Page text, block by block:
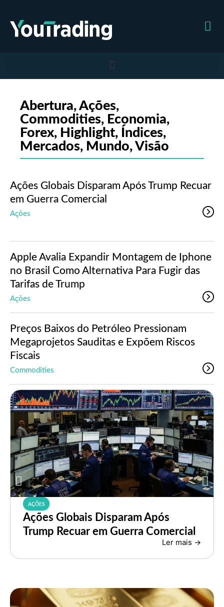
Abertura,Ações,
Commodities, Economia,
Forex, Highlight, Índices,
Mercados, Mundo,Visão
Ações Globais Disparam Após Trump Recuar
em Guerra Comercial
Ações
Apple Avalia Expandir Montagem de Iphone
no Brasil Como Alternativa Para Fugir das
Tarifas de Trump
Ações
Preços Baixos do Petróleo Pressionam
Megaprojetos Sauditas e Expõem Riscos
Fiscais
Commodities
AÇÕES
Ações Globais Disparam Após
Trump Recuar em Guerra Comercial
Ler mais ->